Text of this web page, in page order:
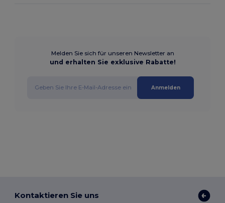
Melden Sie sich für unseren Newsletter an
und erhalten Sie exklusive Rabatte!
Anmelden
Kontaktieren Sie uns